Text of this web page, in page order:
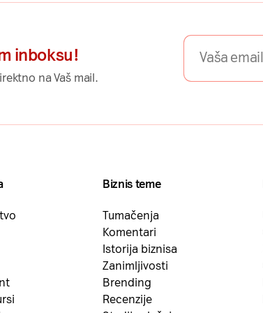
inboksu!
na Vaš mail.
Biznis teme
Tumačenja
Komentari
Istorija biznisa
Zanimljivosti
Brending
Recenzije